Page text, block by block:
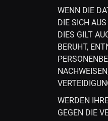
WENN DIE
DIE SICH
DIES GILT
BERUHT,
WERDEN
GEGEN DIE